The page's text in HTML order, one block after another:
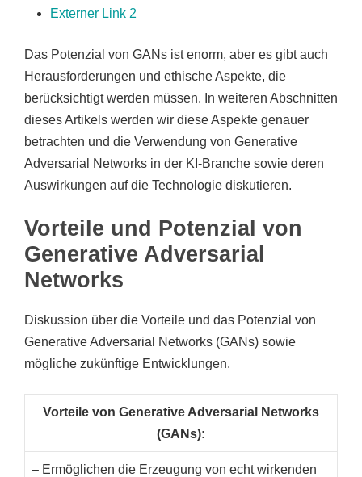
Externer Link 2
Das Potenzial von GANs ist enorm, aber es gibt auch
Herausforderungen und ethische Aspekte, die
berücksichtigt werden müssen. In weiteren Abschnitten
dieses Artikels werden wir diese Aspekte genauer
betrachten und die Verwendung von Generative
Adversarial Networks in der KI-Branche sowie deren
Auswirkungen auf die Technologie diskutieren.
Vorteile und Potenzial von
Generative Adversarial
Networks
Diskussion über die Vorteile und das Potenzial von
Generative Adversarial Networks (GANs) sowie
mögliche zukünftige Entwicklungen.
Vorteile von Generative Adversarial Networks
(GANs):
– Ermöglichen die Erzeugung von echt wirkenden